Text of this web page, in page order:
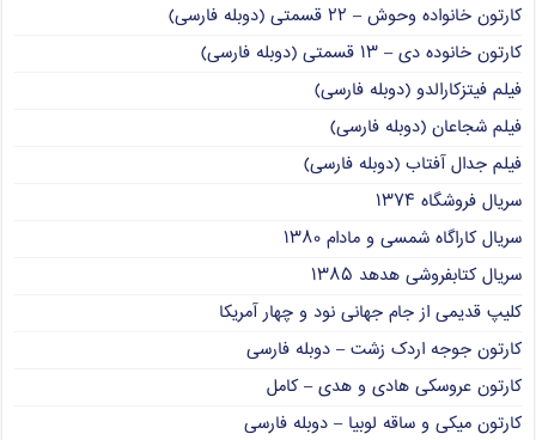
کارتون خانواده وحوش – ۲۲ قسمتی (دوبله فارسی)
کارتون خانوده دی – ۱۳ قسمتی (دوبله فارسی)
فیلم فیتزکارالدو (دوبله فارسی)
فیلم شجاعان (دوبله فارسی)
فیلم جدال آفتاب (دوبله فارسی)
سریال فروشگاه ۱۳۷۴
سریال کاراگاه شمسی و مادام ۱۳۸۰
سریال کتابفروشی هدهد ۱۳۸۵
کلیپ قدیمی از جام جهانی نود و چهار آمریکا
کارتون جوجه اردک زشت – دوبله فارسی
کارتون عروسکی هادی و هدی – کامل
کارتون میکی و ساقه لوبیا – دوبله فارسی